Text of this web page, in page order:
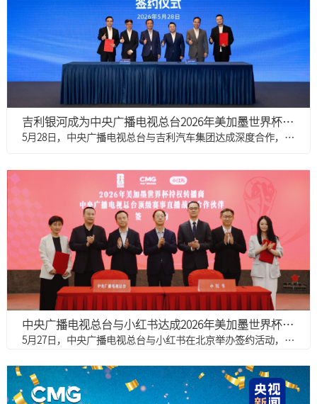
吉利银河成为中央广播电视总台2026年美加墨世界杯转播合作伙伴
5月28日，中央广播电视总台与吉利汽车集团达成深度合作，吉利银河正式成为中央广播电视总台2026年美加墨世界杯转播合作伙伴，并独家冠名CCTV-5《豪门盛宴》节目。中央广播电
中央广播电视总台与小红书达成2026年美加墨世界杯顶级赛事直播战略合作
5月27日，中央广播电视总台与小红书在北京举办签约活动，小红书正式成为2026年美加墨世界杯持权转播商、中央广播电视总台顶级赛事直播战略合作伙伴。中央广播电视总台副台长